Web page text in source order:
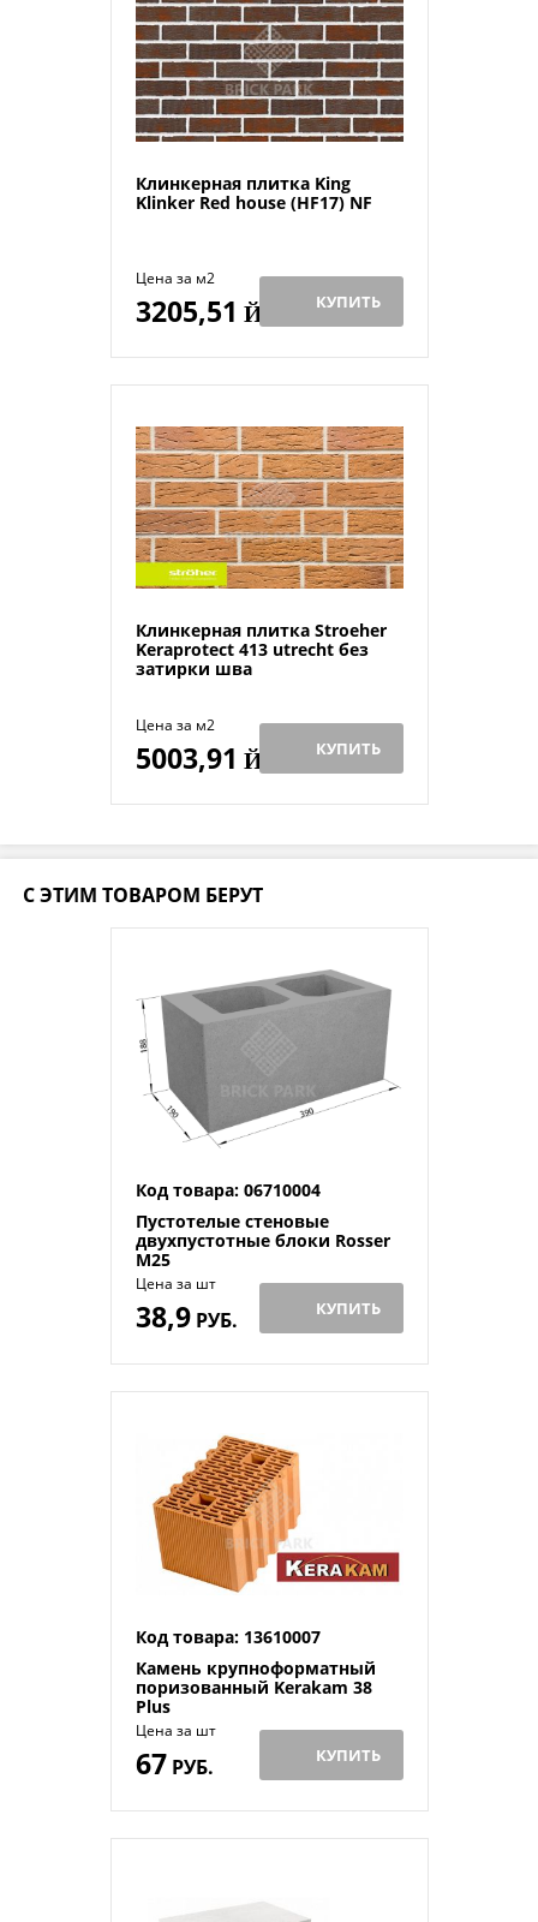
Клинкерная плитка King
Klinker Red house (HF17) NF
Цена за м2
3205,51 Й КУПИТЬ
Клинкерная плитка Stroeher
Keraprotect 413 utrecht без
затирки шва
Цена за м2
5003,91 Й КУПИТЬ
С ЭТИМ ТОВАРОМ БЕРУТ
Код товара: 06710004
Пустотелые стеновые
двухпустотные блоки Rosser
M25
Цена за шт
38,9РУБ. КУПИТЬ
Код товара: 13610007
Камень крупноформатный
поризованный Kerakam 38
Plus
Цена за шт
67 РУБ. КУПИТЬ